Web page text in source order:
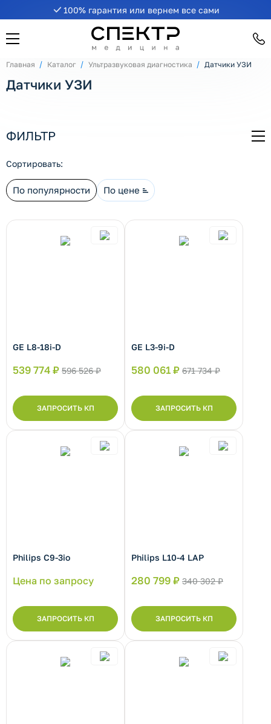
100% гарантия или вернем все сами
Главная Каталог Ультразвуковая диагностика Датчики УЗИ
Датчики УЗИ
развернуть категорию
развернуть категорию
развернуть категорию
ФИЛЬТР
Сортировать:
По популярности По цене
GE L8-18i-D
539 774 ₽ 596 526 ₽
ЗАПРОСИТЬ КП
GE L3-9i-D
580 061 ₽ 671 734 ₽
ЗАПРОСИТЬ КП
Philips С9-3io
Цена по запросу
ЗАПРОСИТЬ КП
Philips L10-4 LAP
280 799 ₽ 340 302 ₽
ЗАПРОСИТЬ КП